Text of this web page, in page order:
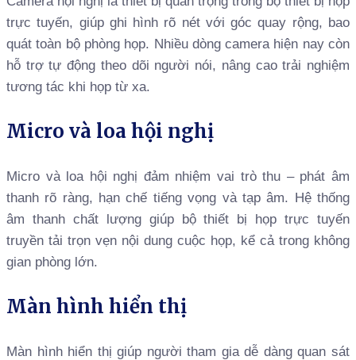
trực tuyến, giúp ghi hình rõ nét với góc quay rộng, bao
quát toàn bộ phòng họp. Nhiều dòng camera hiện nay còn
hỗ trợ tự động theo dõi người nói, nâng cao trải nghiệm
tương tác khi họp từ xa.
Micro và loa hội nghị
Micro và loa hội nghị đảm nhiệm vai trò thu – phát âm
thanh rõ ràng, hạn chế tiếng vọng và tạp âm. Hệ thống
âm thanh chất lượng giúp bộ thiết bị họp trực tuyến
truyền tải trọn vẹn nội dung cuộc họp, kể cả trong không
gian phòng lớn.
Màn hình hiển thị
Màn hình hiển thị giúp người tham gia dễ dàng quan sát